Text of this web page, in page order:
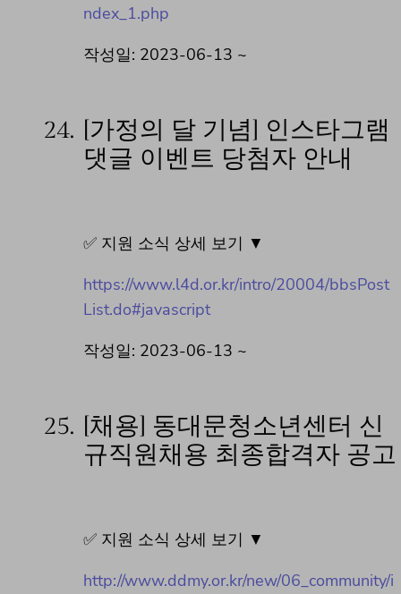
ndex_1.php
작성일: 2023-06-13 ~
24.
[가정의 달 기념] 인스타그램
댓글 이벤트 당첨자 안내
✅ 지원 소식 상세 보기 ▼
https://www.l4d.or.kr/intro/20004/bbsPost
List.do#javascript
작성일: 2023-06-13 ~
25. [채용] 동대문청소년센터 신
규직원채용 최종합격자 공고
✅ 지원 소식 상세 보기 ▼
http://www.ddmy.or.kr/new/06_community/i